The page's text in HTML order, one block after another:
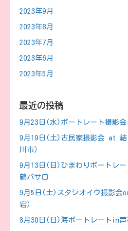
2023年9月
2023年8月
2023年7月
2023年6月
2023年5月
最近の投稿
9月23日(水)ポートレート撮影
9月19日(土)古民家撮影会 at
川市）
9月13日(日)ひまわりポートレ
鶴バサロ
9月5日(土)スタジオイヴ撮影会
宕）
8月30日(日)海ポートレートin芦